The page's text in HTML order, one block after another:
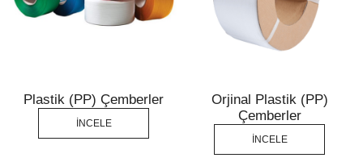
Plastik (PP) Çemberler
İNCELE
Orjinal Plastik (PP)
Çemberler
İNCELE